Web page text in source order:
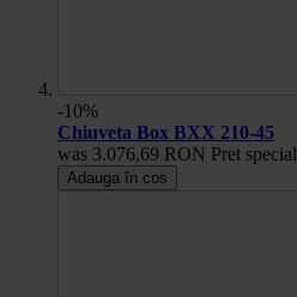
-10%
Chiuveta Box BXX 210-45
was 3.076,69 RON Pret special
Adauga în cos